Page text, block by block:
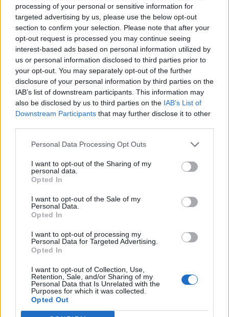
processing of your personal or sensitive information for
targeted advertising by us, please use the below opt-out
section to confirm your selection. Please note that after your
opt-out request is processed you may continue seeing
interest-based ads based on personal information utilized by
us or personal information disclosed to third parties prior to
your opt-out. You may separately opt-out of the further
disclosure of your personal information by third parties on the
IAB’s list of downstream participants. This information may
also be disclosed by us to third parties on the IAB’s List of
Downstream Participants that may further disclose it to other
Personal Data Processing Opt Outs
I want to opt-out of the Sharing of my
personal data.
Opted In
I want to opt-out of the Sale of my
Personal Data.
Opted In
I want to opt-out of processing my
Personal Data for Targeted Advertising.
Opted In
I want to opt-out of Collection, Use,
Retention, Sale, and/or Sharing of my
Personal Data that Is Unrelated with the
Purposes for which it was collected.
Opted Out
Uheld spærrer E45 i morgentrafikken
Freja Hesthaven
05. august 2026 kl. 07.40
på E45 fra Nørresundby mod Aalborg mellem
afkørsel 26 T.H. Sauersvej og afkørsel 27 Aalborg